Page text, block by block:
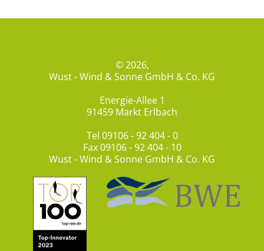
© 2026,
Wust - Wind & Sonne GmbH & Co. KG
Energie-Allee 1
91459 Markt Erlbach
Tel 09106 - 92 404 - 0
Fax 09106 - 92 404 - 10
Wust - Wind & Sonne GmbH & Co. KG